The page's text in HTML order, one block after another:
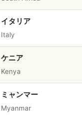
イタリア
Italy
ケニア
Kenya
ミャンマー
Myanmar